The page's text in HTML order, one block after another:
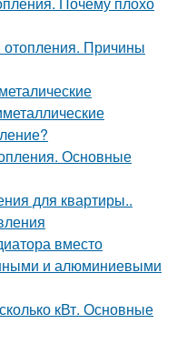
отопления. Причины
Основные
для квартиры..
вместо
и алюминиевыми
кВт. Основные